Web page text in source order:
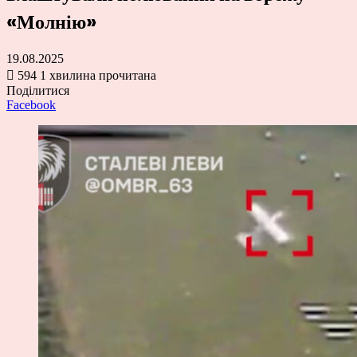
«Молнію»
19.08.2025
594 1 хвилина прочитана
Поділитися
Facebook